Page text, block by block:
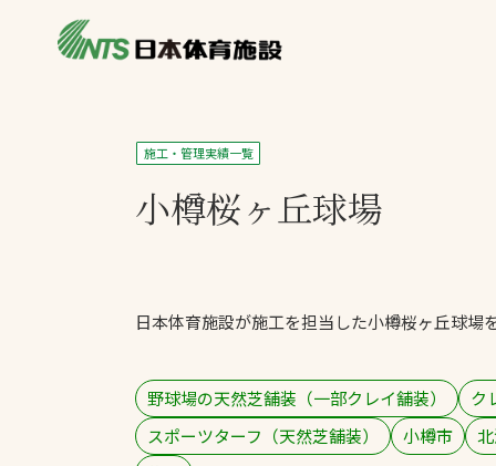
ニュース
ライブラリ
施設別一覧を見
投てき実施可
環境対応ウレタ
施工・管理実績一覧
小樽桜ヶ丘球場
日本体育施設が施工を担当した小樽桜ヶ丘球場
野球場の天然芝舗装（一部クレイ舗装）
ク
スポーツターフ（天然芝舗装）
小樽市